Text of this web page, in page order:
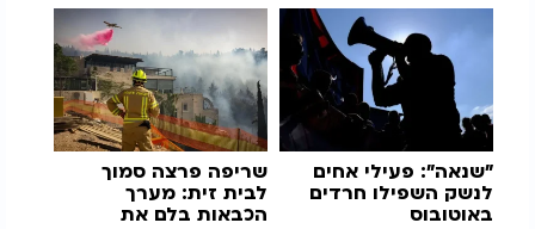
"שנאה": פעילי אחים
לנשק השפילו חרדים
באוטובוס
שריפה פרצה סמוך
לבית זית: מערך
הכבאות בלם את